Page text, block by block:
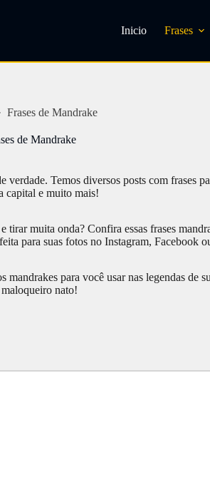
Inicio Frases
Frases de Mandrake
de Mandrake
verdade. Temos diversos posts com frases
capital e muito mais!
muita onda? Confira essas frases
para suas fotos no Instagram, Facebook
para você usar nas legendas de
nato!